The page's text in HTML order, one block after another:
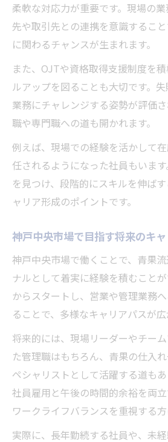
柔軟な対応力が重要です。現場の
先や取引先との連携を意識するこ
に関わるチャンスが生まれます。
また、OJTや資格取得支援制度を
ルアップを図ることも大切です。
業務にチャレンジする姿勢が評価
職や専門職への道も開かれます。
例えば、現場での経験を活かして
任されるようになった社員もいま
を見つけ、段階的にスキルを伸ば
ャリア形成のポイントです。
神戸中央市場で目指す将来のキ
神戸中央市場で働くことで、青果
ナルとして着実に経験を積むこと
からスタートし、営業や管理業務
ることで、多様なキャリアパスが広
将来的には、現場リーダーやチー
た管理職はもちろん、青果の仕入
ペシャリストとして活躍する道も
社員雇用と午後の時間的余裕を両立
ワークライフバランスを重視する方
実際に、長年勤続する社員や、未